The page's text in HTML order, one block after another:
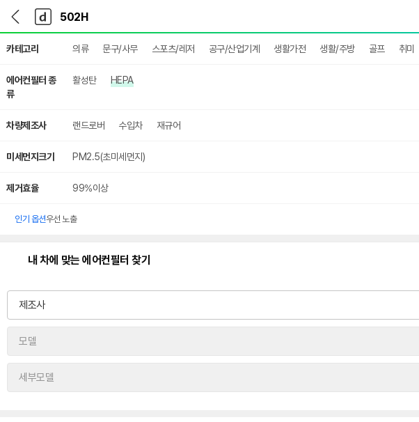
다
나
와
가
기
다
와
메
인
카테고리 의류 문구/사무 스포츠/레저 공구/산업기계 생활가전 생활/주방 골프 취미
에어컨필터 종
류
활성탄 HEPA
차량제조사 랜드로버 수입차 재규어
미세먼지크기 PM2.5(초미세먼지)
제거효율 99%이상
인기 옵션우선 노출
내 차에 맞는 에어컨필터 찾기
제조사
모델
세부모델